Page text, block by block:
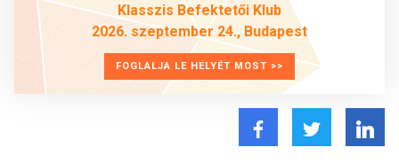
Klasszis Befektetői Klub
2026. szeptember 24., Budapest
FOGLALJA LE HELYÉT MOST >>